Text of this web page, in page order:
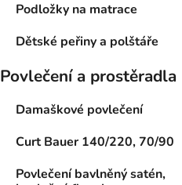
Podložky na matrace
Dětské peřiny a polštáře
Povlečení a prostěradla
Damaškové povlečení
Curt Bauer 140/220, 70/90
Povlečení bavlněný satén,